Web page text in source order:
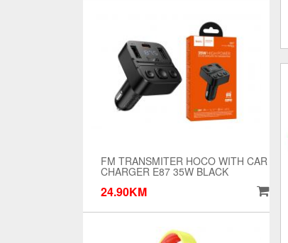
FM TRANSMITER HOCO WITH CAR
CHARGER E87 35W BLACK
24.90KM